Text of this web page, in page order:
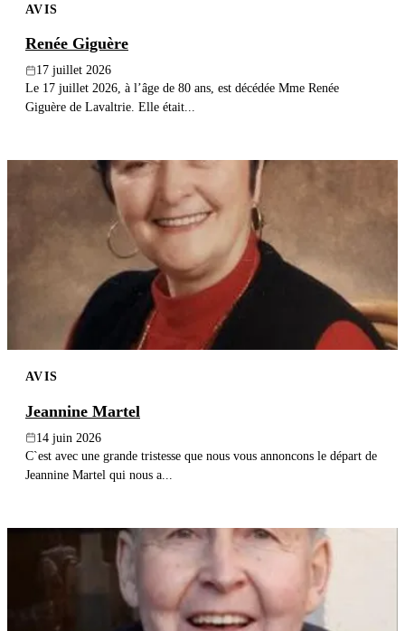
AVIS
Renée Giguère
17 juillet 2026
Le 17 juillet 2026, à l’âge de 80 ans, est décédée Mme Renée
Giguère de Lavaltrie. Elle était...
AVIS
Jeannine Martel
14 juin 2026
C`est avec une grande tristesse que nous vous annoncons le départ de
Jeannine Martel qui nous a...